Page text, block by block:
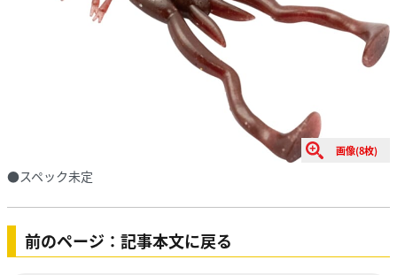
画像(8枚)
●スペック未定
前のページ：記事本文に戻る